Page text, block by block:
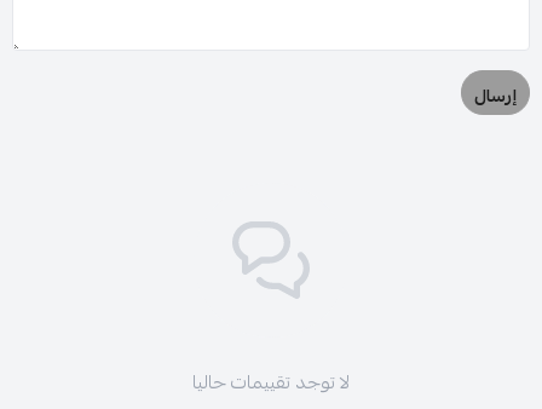
إرسال
لا توجد تقييمات حاليا